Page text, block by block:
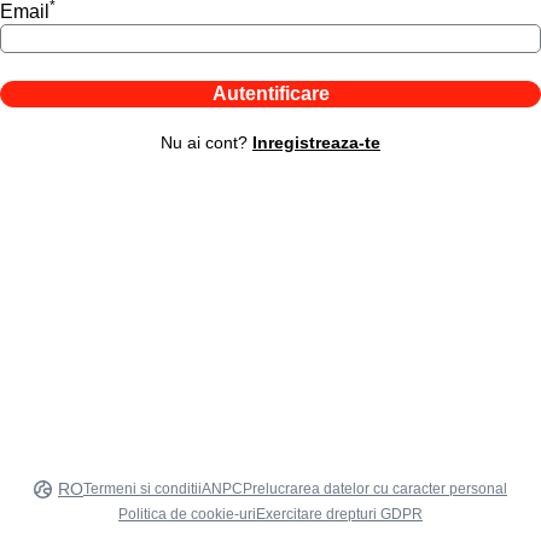
Email *
Autentificare
Nu ai cont? Inregistreaza-te
ROTermeni si conditiiANPC Prelucrarea datelor cu caracter personal
Politica de cookie-uri Exercitare drepturi GDPR